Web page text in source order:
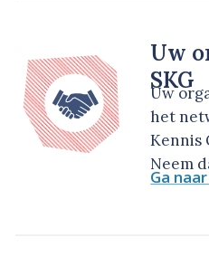
Uw
SKG
Uw
het
Kennis
Neem
Ga